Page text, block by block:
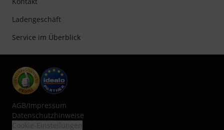
Ladengeschäft
Service im Überblick
AGB/Impressum
Datenschutzhinweise